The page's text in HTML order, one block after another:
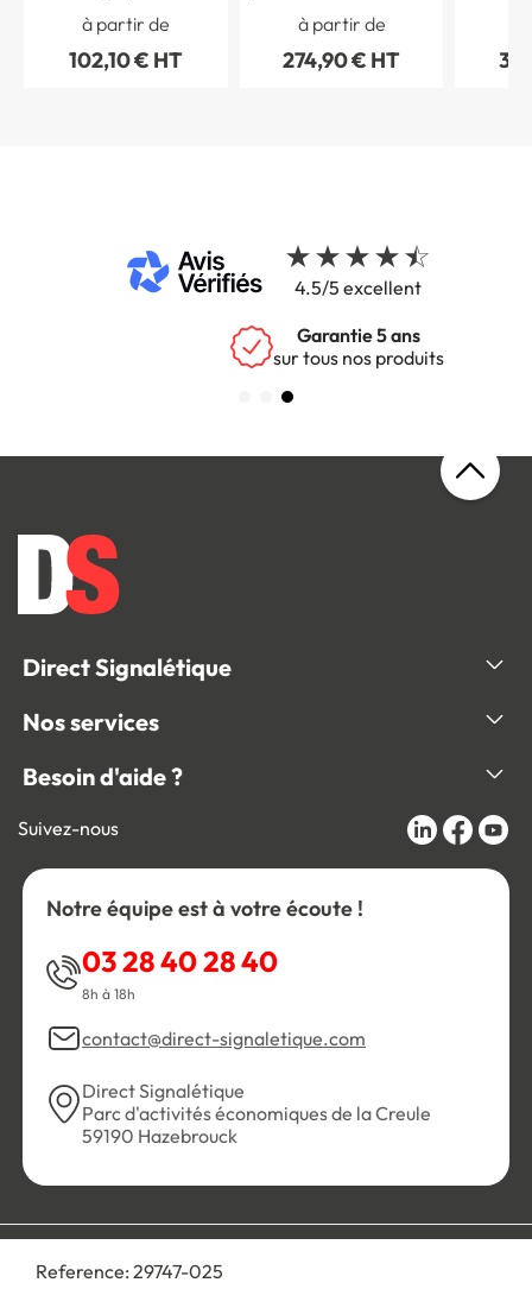
Reference: 29747-025
et portes
à partir de
102,10 € HT
Gamme Color 3 m x
1,30 m
à partir de
274,90 € HT
4.5/5 excellent
Garantie 5 ans
sur tous nos produits
Direct Signalétique
Nos services
Besoin d'aide ?
Suivez-nous
Notre équipe est à votre écoute !
03 28 40 28 40
8h à 18h
contact@direct-signaletique.com
Direct Signalétique
Parc d'activités économiques de la Creule
59190 Hazebrouck
Personnaliser les cookies